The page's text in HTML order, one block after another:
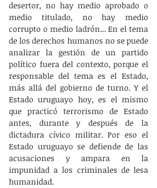
desertor, no hay medio aprobado o
medio titulado, no hay medio
corrupto o medio ladrón... En el tema
de los derechos humanos no se puede
analizar la gestión de un partido
político fuera del contexto, porque el
responsable del tema es el Estado,
más allá del gobierno de turno. Y el
Estado uruguayo hoy, es el mismo
que practicó terrorismo de Estado
antes, durante y después de la
dictadura cívico militar. Por eso el
Estado uruguayo se defiende de las
acusaciones y ampara en la
impunidad a los criminales de lesa
humanidad.